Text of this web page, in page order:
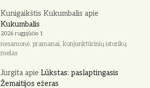
Kunigaikštis Kukumbalis apie
Kukumbalis
2026 rugpjūčio 1
nesamonė, pramanai, konjunktūrinių istorikų
melas
Jurgitaapie Lūkstas: paslaptingasis
Žemaitijos ežeras